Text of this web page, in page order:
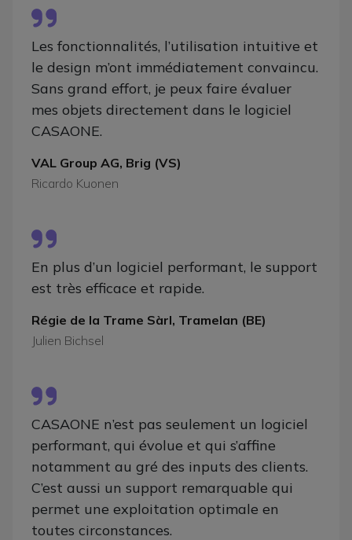
Les fonctionnalités, l’utilisation intuitive et
le design m’ont immédiatement convaincu.
Sans grand effort, je peux faire évaluer
mes objets directement dans le logiciel
CASAONE.
VAL Group AG, Brig (VS)
Ricardo Kuonen
En plus d’un logiciel performant, le support
est très efficace et rapide.
Régie de la Trame Sàrl, Tramelan (BE)
Julien Bichsel
CASAONE n’est pas seulement un logiciel
performant, qui évolue et qui s’affine
notamment au gré des inputs des clients.
C’est aussi un support remarquable qui
permet une exploitation optimale en
toutes circonstances.